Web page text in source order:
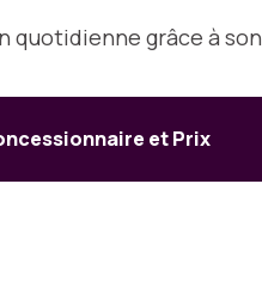
grâce à
et Prix